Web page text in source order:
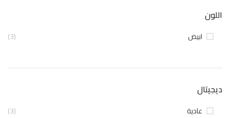
اللون
ابيض (3)
ديجيتال
عادية (3)